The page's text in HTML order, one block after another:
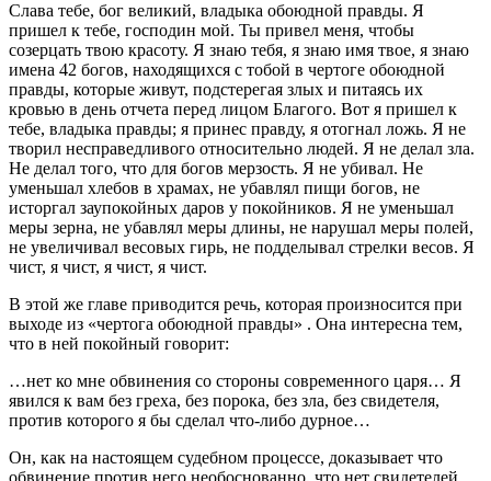
Слава тебе, бог великий, владыка обоюдной правды. Я
пришел к тебе, господин мой. Ты привел меня, чтобы
созерцать твою красоту. Я знаю тебя, я знаю имя твое, я знаю
имена 42 богов, находящихся с тобой в чертоге обоюдной
правды, которые живут, подстерегая злых и питаясь их
кровью в день отчета перед лицом Благого. Вот я пришел к
тебе, владыка правды; я принес правду, я отогнал ложь. Я не
творил несправедливого относительно людей. Я не делал зла.
Не делал того, что для богов мерзость. Я не убивал. Не
уменьшал хлебов в храмах, не убавлял пищи богов, не
исторгал заупокойных даров у покойников. Я не уменьшал
меры зерна, не убавлял меры длины, не нарушал меры полей,
не увеличивал весовых гирь, не подделывал стрелки весов. Я
чист, я чист, я чист, я чист.
В этой же главе приводится речь, которая произносится при
выходе из «чертога обоюдной правды» . Она интересна тем,
что в ней покойный говорит:
…нет ко мне обвинения со стороны современного царя… Я
явился к вам без греха, без порока, без зла, без свидетеля,
против которого я бы сделал что-либо дурное…
Он, как на настоящем судебном процессе, доказывает что
обвинение против него необоснованно, что нет свидетелей